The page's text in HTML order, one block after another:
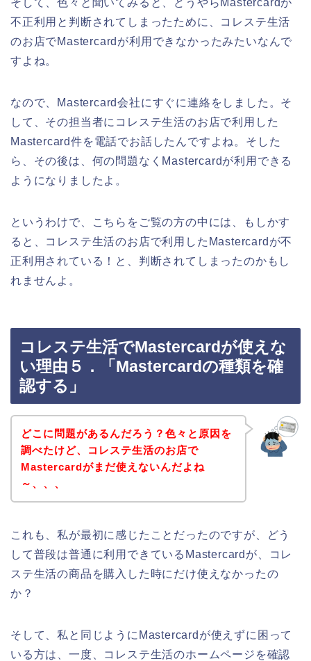
不正利用と判断されてしまったために、コレステ生活
のお店でMastercardが利用できなかったみたいなんで
すよね。
なので、Mastercard会社にすぐに連絡をしました。そ
して、その担当者にコレステ生活のお店で利用した
Mastercard件を電話でお話したんですよね。そした
ら、その後は、何の問題なくMastercardが利用できる
ようになりましたよ。
というわけで、こちらをご覧の方の中には、もしかす
ると、コレステ生活のお店で利用したMastercardが不
正利用されている！と、判断されてしまったのかもし
れませんよ。
コレステ生活でMastercardが使えな
い理由５．「Mastercardの種類を確
認する」
どこに問題があるんだろう？色々と原因を
調べたけど、コレステ生活のお店で
Mastercardがまだ使えないんだよね
～、、、
これも、私が最初に感じたことだったのですが、どう
して普段は普通に利用できているMastercardが、コレ
ステ生活の商品を購入した時にだけ使えなかったの
か？
そして、私と同じようにMastercardが使えずに困って
いる方は、一度、コレステ生活のホームページを確認